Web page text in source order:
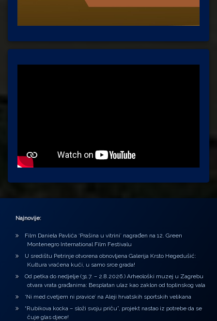
Najnovije:
Film Daniela Pavlića ‘Prašina u vitrini’ nagrađen na 12. Green
Montenegro International Film Festivalu
U središtu Petrinje otvorena obnovljena Galerija Krsto Hegedušić:
Kultura vraćena kući, u samo srce grada!
Od petka do nedjelje (31.7. – 2.8.2026.) Arheološki muzej u Zagrebu
otvara vrata građanima: Besplatan ulaz kao zaklon od toplinskog vala
‘Ni med cvetjem ni pravice’ na Aleji hrvatskih sportskih velikana
“Rubikova kocka – složi svoju priču”, projekt nastao iz potrebe da se
čuje glas djece!